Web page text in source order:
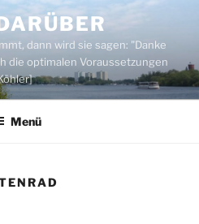
dann wird sie sagen: "Danke
die optimalen Voraussetzungen
Menü